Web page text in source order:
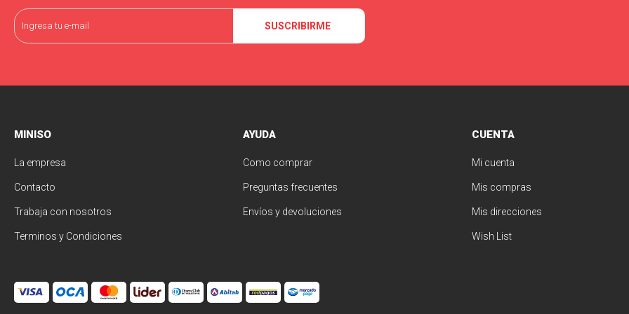
SUSCRIBIRME
MINISO
La empresa
Contacto
Trabaja con nosotros
Terminos y Condiciones
AYUDA
Como comprar
Preguntas frecuentes
Envíos y devoluciones
CUENTA
Mi cuenta
Mis compras
Mis direcciones
Wish List